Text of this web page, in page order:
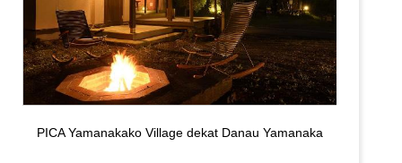
PICA Yamanakako Village dekat Danau Yamanaka